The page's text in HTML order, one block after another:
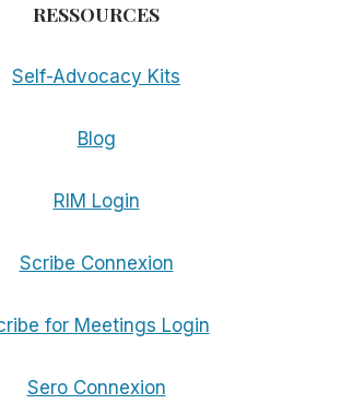
RESSOURCES
Self-Advocacy Kits
Blog
RIM Login
Scribe Connexion
for Meetings Login
Sero Connexion